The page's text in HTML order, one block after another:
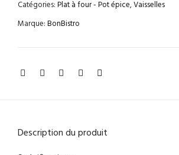
Catégories:Plat à four - Pot épice,Vaisselles
Marque:BonBistro
Description du produit